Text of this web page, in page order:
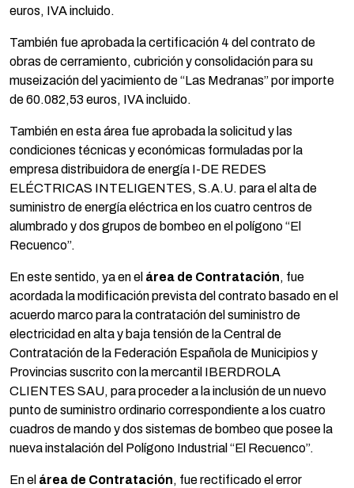
euros, IVA incluido.
También fue aprobada la certificación 4 del contrato de
obras de cerramiento, cubrición y consolidación para su
museización del yacimiento de “Las Medranas” por importe
de 60.082,53 euros, IVA incluido.
También en esta área fue aprobada la solicitud y las
condiciones técnicas y económicas formuladas por la
empresa distribuidora de energía I-DE REDES
ELÉCTRICAS INTELIGENTES, S.A.U. para el alta de
suministro de energía eléctrica en los cuatro centros de
alumbrado y dos grupos de bombeo en el polígono “El
Recuenco”.
En este sentido, ya en el área de Contratación, fue
acordada la modificación prevista del contrato basado en el
acuerdo marco para la contratación del suministro de
electricidad en alta y baja tensión de la Central de
Contratación de la Federación Española de Municipios y
Provincias suscrito con la mercantil IBERDROLA
CLIENTES SAU, para proceder a la inclusión de un nuevo
punto de suministro ordinario correspondiente a los cuatro
cuadros de mando y dos sistemas de bombeo que posee la
nueva instalación del Polígono Industrial “El Recuenco”.
En el área de Contratación, fue rectificado el error